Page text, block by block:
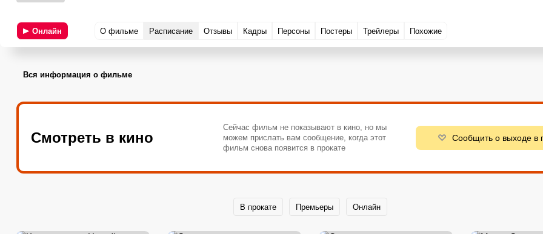
Онлайн О фильме Расписание Отзывы Кадры Персоны Постеры Трейлеры Похожие
Вся информация о фильме
Смотреть в кино
Сейчас фильм не показывают в кино, но мы
можем прислать вам сообщение, когда этот
фильм снова появится в прокате
Сообщить о выходе в
В прокате Премьеры Онлайн